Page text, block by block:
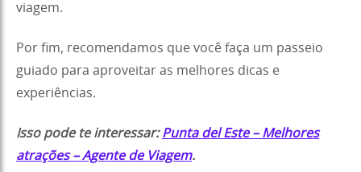
viagem.
Por fim, recomendamos que você faça um passeio
guiado para aproveitar as melhores dicas e
experiências.
Isso pode te interessar:Punta del Este – Melhores
atrações – Agente de Viagem.